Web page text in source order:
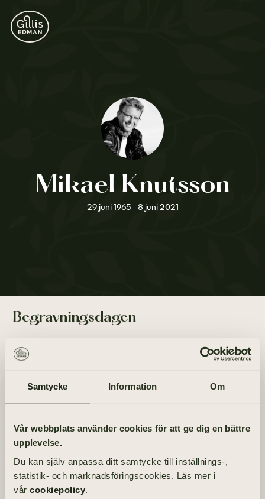
Samtycke Information Om
Vår webbplats använder cookies för att ge dig en bättre
upplevelse.
Du kan själv anpassa ditt samtycke till inställnings-,
statistik- och marknadsföringscookies. Läs mer i
vår cookiepolicy.
Mikael Knutsson
29 juni 1965 - 8 juni 2021
Begravningsdagen
Akten äger rum inom kretsen av de närmaste.
Info
Vila i Frid Mikael, Du stannade ofta till om jag